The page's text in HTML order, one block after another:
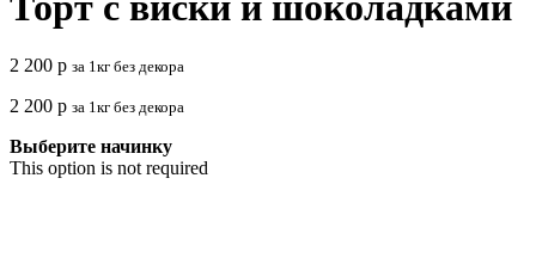
2 200 р за 1кг без декора
2 200 р за 1кг без декора
Выберите начинку
This option is not required